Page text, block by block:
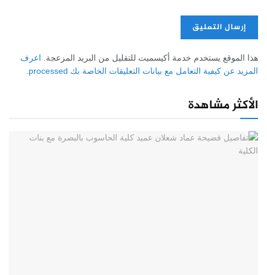
هذا الموقع يستخدم خدمة أكيسميت للتقليل من البريد المزعجة. اعرف
المزيد عن كيفية التعامل مع بيانات التعليقات الخاصة بك processed
الأكثر مشاهدة